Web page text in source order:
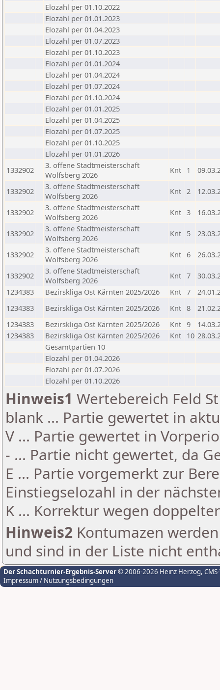
Elozahl per 01.10.2022
Elozahl per 01.01.2023
Elozahl per 01.04.2023
Elozahl per 01.07.2023
Elozahl per 01.10.2023
Elozahl per 01.01.2024
Elozahl per 01.04.2024
Elozahl per 01.07.2024
Elozahl per 01.10.2024
Elozahl per 01.01.2025
Elozahl per 01.04.2025
Elozahl per 01.07.2025
Elozahl per 01.10.2025
Elozahl per 01.01.2026
1332902
3. offene Stadtmeisterschaft
Wolfsberg 2026
Knt 1
1332902
3. offene Stadtmeisterschaft
Wolfsberg 2026
Knt 2
1332902
3. offene Stadtmeisterschaft
Wolfsberg 2026
Knt 3
1332902
3. offene Stadtmeisterschaft
Wolfsberg 2026
Knt 5
1332902
3. offene Stadtmeisterschaft
Wolfsberg 2026
Knt 6
1332902
3. offene Stadtmeisterschaft
Wolfsberg 2026
Knt 7
1234383
Bezirskliga Ost Kärnten 2025/2026 Knt 7
1234383
Bezirskliga Ost Kärnten 2025/2026 Knt 8
1234383
Bezirskliga Ost Kärnten 2025/2026 Knt 9
1234383
Bezirskliga Ost Kärnten 2025/2026 Knt 10
Gesamtpartien 10
Elozahl per 01.04.2026
Elozahl per 01.07.2026
Elozahl per 01.10.2026
Hinweis1 Wertebereich Feld
blank ... Partie gewertet in
V ... Partie gewertet in
- ... Partie nicht gewertet, da
E ... Partie vorgemerkt zur
Einstiegselozahl in der
K ... Korrektur wegen
Hinweis2 Kontumazen
und sind in der Liste nicht
Der Schachturnier-Ergebnis-Server© 2006-2026 Heinz Herzog,
Impressum / Nutzungsbedingungen